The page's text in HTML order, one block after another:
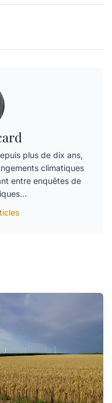
plus de dix ans,
climatiques
entre enquêtes de